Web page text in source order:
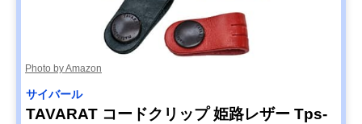
Photo by Amazon
サイバール
TAVARAT コードクリップ 姫路レザー Tps-